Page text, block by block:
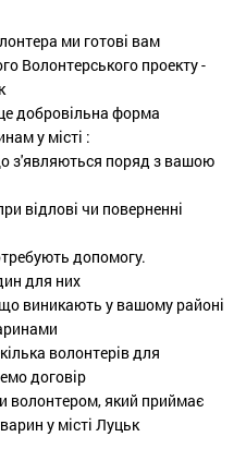
ми готові вам
Волонтерського проекту -
добровільна форма
у місті :
з'являються поряд з вашою
відлові чи поверненні
допомогу.
для них
виникають у вашому районі
волонтерів для
договір
волонтером, який приймає
у місті Луцьк